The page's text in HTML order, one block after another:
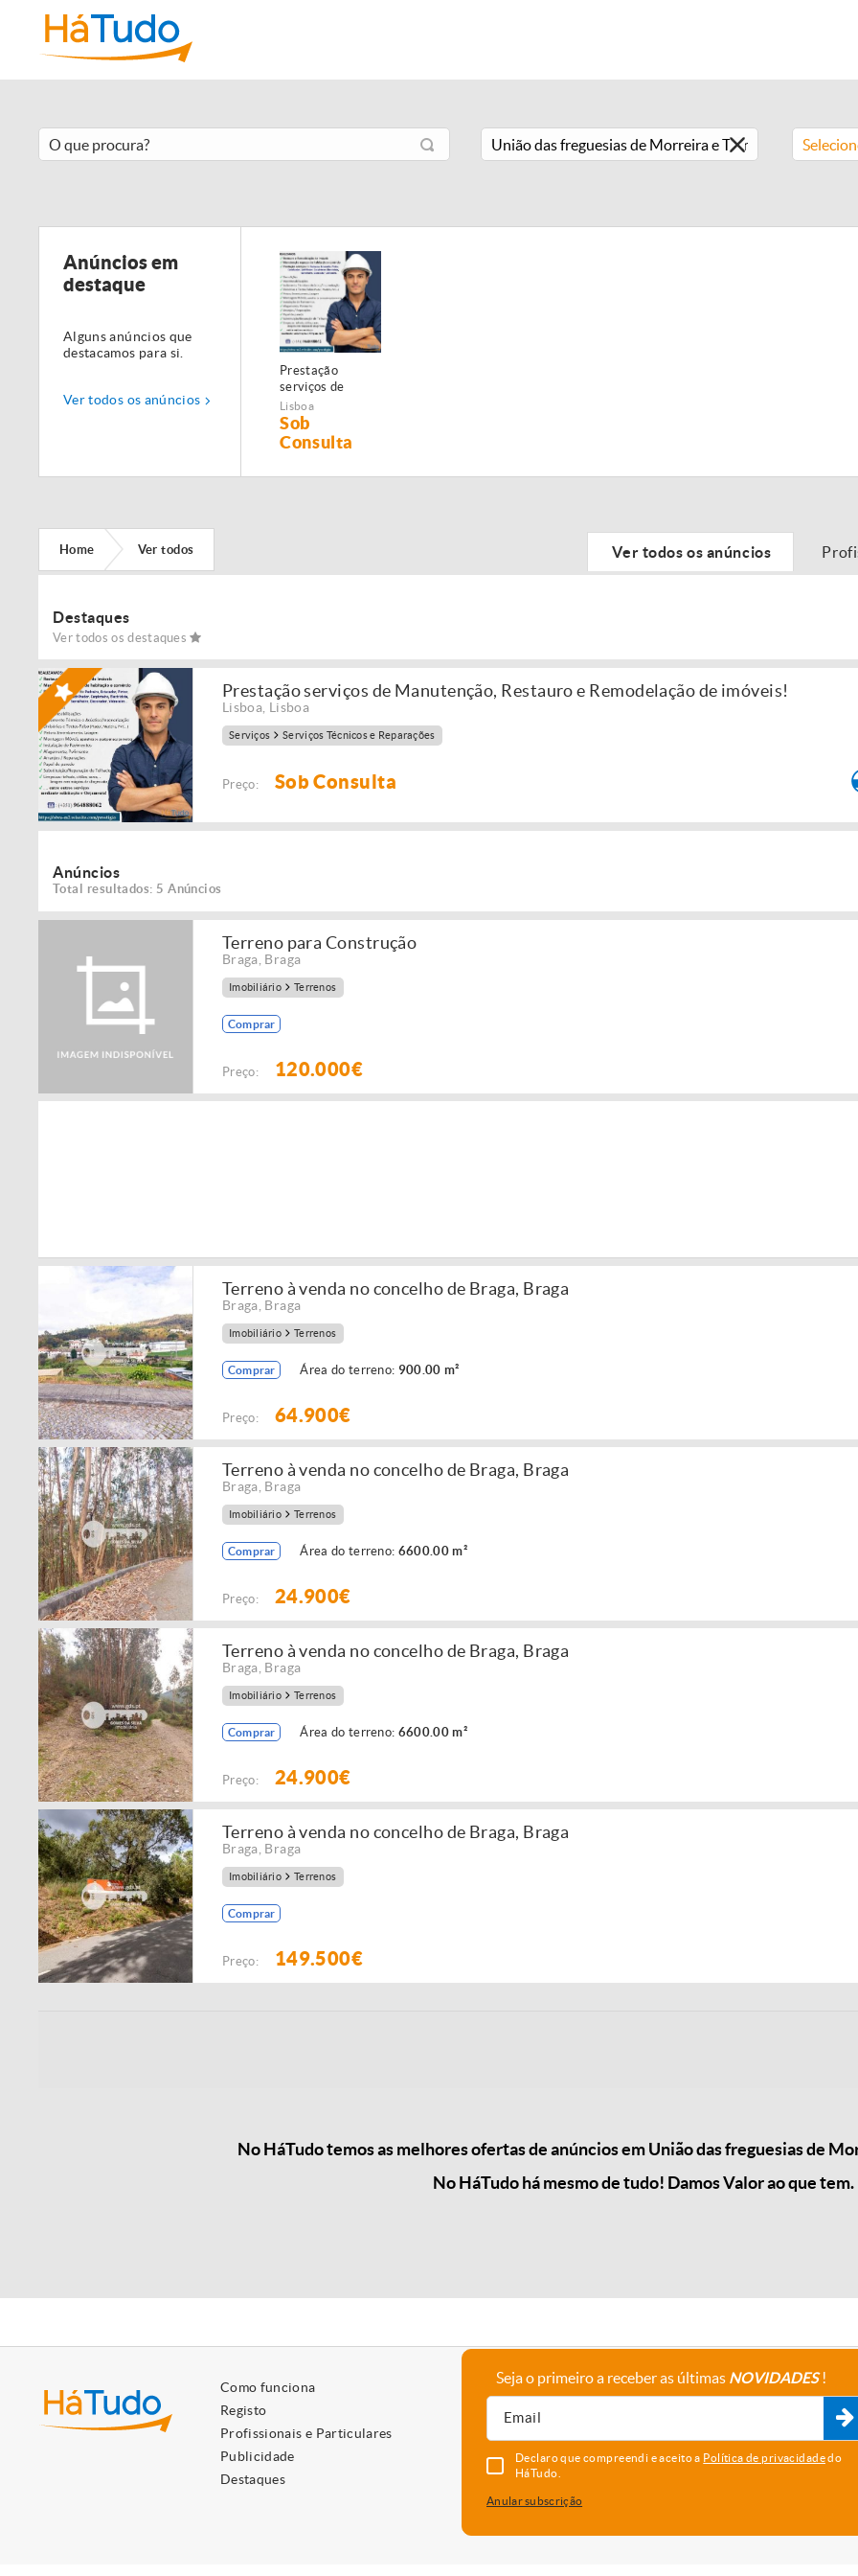
Anúncios em
destaque
Alguns anúncios que
destacamos para si.
Ver todos os anúncios
Prestação
serviços de
Manutenção,
Restauro e
Remodelação de
imóveis!
Lisboa
Sob
Consulta
Home Ver todos Ver todos os anúncios
Destaques
Ver todos os destaques
Prestação serviços de Manutenção, Restauro e Remodelação de imóveis!
Lisboa Lisboa
Serviços Serviços Técnicos e Reparações
Preço: Sob Consulta
Anúncios
Total resultados: 5 Anúncios
Terreno para Construção
Braga Braga
Imobiliário Terrenos
Comprar
Preço: 120.000€
Terreno à venda no concelho de Braga, Braga
Braga Braga
Imobiliário Terrenos
Comprar Área do terreno: 900.00 m²
Preço: 64.900€
Terreno à venda no concelho de Braga, Braga
Braga Braga
Imobiliário Terrenos
Comprar Área do terreno: 6600.00 m²
Preço: 24.900€
Terreno à venda no concelho de Braga, Braga
Braga Braga
Imobiliário Terrenos
Comprar Área do terreno: 6600.00 m²
Preço: 24.900€
Terreno à venda no concelho de Braga, Braga
Braga Braga
Imobiliário Terrenos
Comprar
Preço: 149.500€
No HáTudo temos as melhores ofertas de anúncios em União das freguesias de
No HáTudo há mesmo de tudo! Damos Valor ao que tem.
Como funciona
Registo
Profissionais e Particulares
Publicidade
Destaques
A empresa
Parceiros
Seja o primeiro a receber as últimas NOVIDADES!
Declaro que compreendi e aceito a Política de privacidadedo
HáTudo.
Anular subscrição